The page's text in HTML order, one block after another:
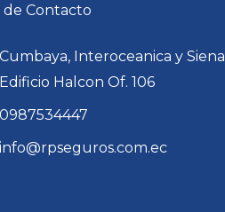
de Contacto
Cumbaya, Interoceanica y Siena
Edificio Halcon Of. 106
0987534447
info@rpseguros.com.ec